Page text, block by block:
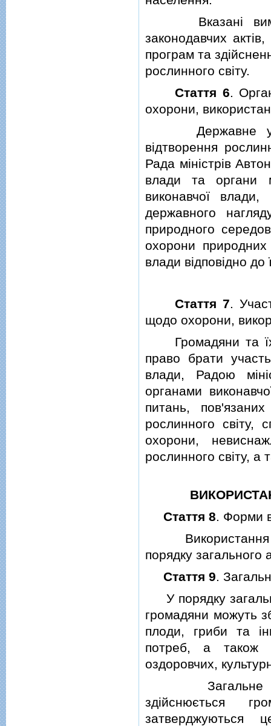
Вказанi вимоги
законодавчих
програм та
рослинного свiту.
Стаття 6.
охорони,
Державне
вiдтворення
Рада мiнiстрiв
влади та органи
виконавчої
державного
природного
охорони
влади вiдповiдно до
Стаття 7.
щодо охорони,
Громадяни та їх
право брати
влади, Радою
органами
питань,
рослинного свiту,
охорони,
рослинного свiту, а
Стаття 8. Форми
Використання
порядку загального
Стаття 9.
У порядку
громадяни можуть
плоди, гриби та
потреб, а також
оздоровчих,
Загальне
здiйснюється
затверджуються